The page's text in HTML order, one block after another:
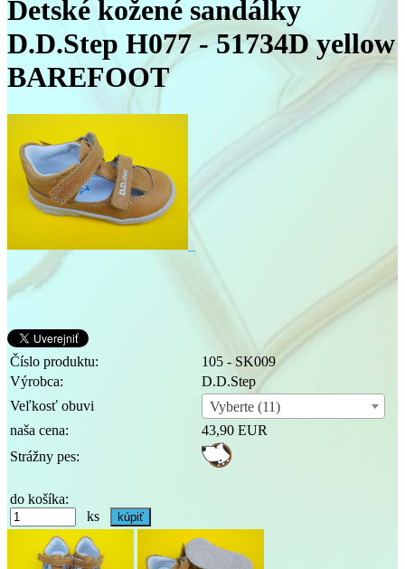
Detské kožené sandálky
D.D.Step H077 - 51734D yellow
BAREFOOT
Číslo produktu:
105 - SK009
Výrobca:
D.D.Step
Veľkosť obuvi
Vyberte (11)
naša cena:
43,90 EUR
Strážny pes:
do košíka:
ks